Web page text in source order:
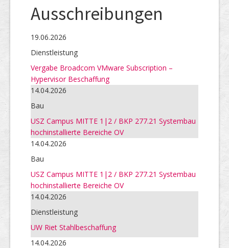
Ausschreibungen
19.06.2026
Dienstleistung
Vergabe Broadcom VMware Subscription –
Hypervisor Beschaffung
14.04.2026
Bau
USZ Campus MITTE 1|2 / BKP 277.21 Systembau
hochinstallierte Bereiche OV
14.04.2026
Bau
USZ Campus MITTE 1|2 / BKP 277.21 Systembau
hochinstallierte Bereiche OV
14.04.2026
Dienstleistung
UW Riet Stahlbeschaffung
14.04.2026